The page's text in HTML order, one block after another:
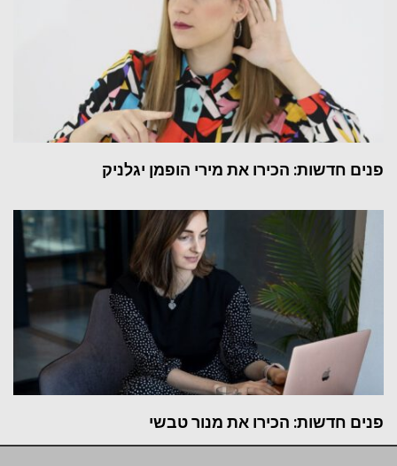
פנים חדשות: הכירו את מירי הופמן יגלניק
פנים חדשות: הכירו את מנור טבשי